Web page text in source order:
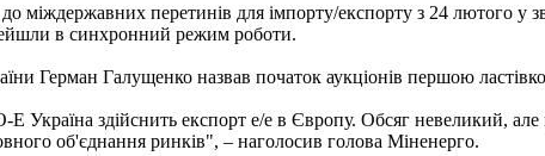
міждержавних перетинів для імпорту/експорту з 24 лютого у
в синхронний режим роботи.
Герман Галущенко назвав початок аукціонів першою
E Україна здійснить експорт е/е в Європу. Обсяг невеликий,
об'єднання ринків", – наголосив голова Міненерго.